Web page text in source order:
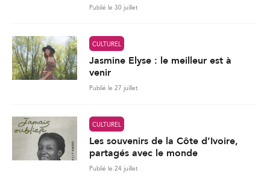
Publié le 30 juillet
CULTUREL
Jasmine Elyse : le meilleur est à
venir
Publié le 27 juillet
CULTUREL
Les souvenirs de la Côte d’Ivoire,
partagés avec le monde
Publié le 24 juillet